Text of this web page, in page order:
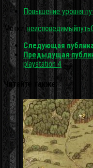
Повышение уровня
Метки: неисповедимыйпуть
Следующая
Предыдущая
playstation 4
Читайте также: